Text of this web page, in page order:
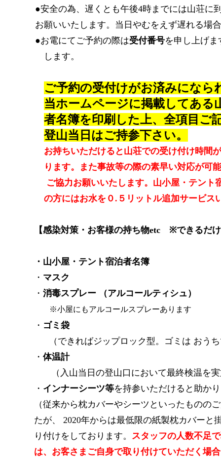
●安全の為、遅くとも午後4時までには山荘に
お願いいたします。当日やむをえず遅れる場
●お電にてご予約の際は受付番号を申し上げ
します。
ご予約の受付けがお済みになら
当ホームページに掲載してある
者名簿を印刷した上、全項目ご
登山当日はご持参下さい。
お持ちいただけると山荘での受け付け時間
ります。また事故等の際の素早い対応が可
ご協力お願いいたします。山小屋・テント
の方にはお水を０.５リットル追加サービス
【感染対策・お客様の持ち物etc ※できるだけ
・山小屋・テント宿泊者名簿
・ マスク
・ 消毒スプレー （アルコールティシュ）
※小屋にもアルコールスプレーあります
・ ゴミ袋
（できればジップロック型。ゴミは おう
・ 体温計
（入山当日の登山口において最終検温を
・ インナーシーツ等を持参いただけると助か
（従来から枕カバーやシーツといったものの
たが、 2020年からは最低限の紙製枕カバーと
り付けをしております。 スタッフの人数不足
は、お客さまご自身で取り付けていただく場